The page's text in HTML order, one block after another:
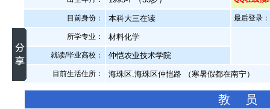
目前身份： 本科大三在读 最后登录
所学专业： 材料化学
就读/毕业高校： 仲恺农业技术学院
目前生活住所： 海珠区.海珠区仲恺路 （寒暑假都在南宁）
教 员